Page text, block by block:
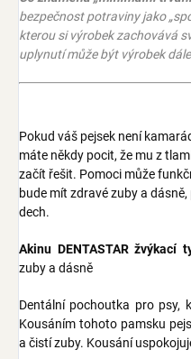
bezpečnost potraviny jako
kterou si výrobek zachovává
uplynutí může být výrobek
Pokud váš pejsek není
máte někdy pocit, že mu z
začít řešit. Pomoci může
bude mít zdravé zuby a
dech.
Akinu DENTASTAR žvýkací
zuby a dásně
Dentální pochoutka pro psy,
Kousáním tohoto pamsku
a čistí zuby. Kousání